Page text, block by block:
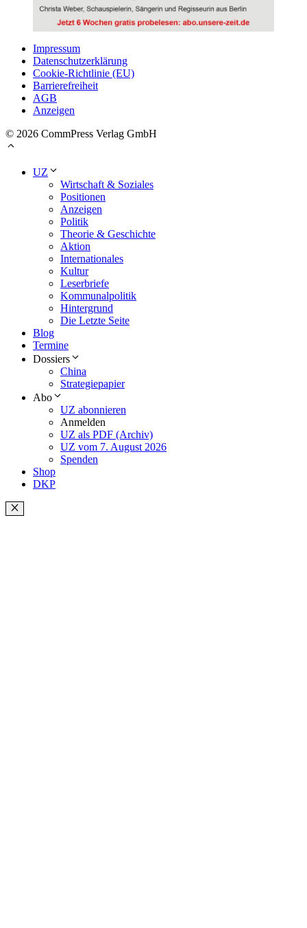
Impressum
Datenschutzerklärung
Cookie-Richtlinie (EU)
Barrierefreiheit
AGB
Anzeigen
© 2026 CommPress Verlag GmbH
UZ
Wirtschaft & Soziales
Positionen
Anzeigen
Politik
Theorie & Geschichte
Aktion
Internationales
Kultur
Leserbriefe
Kommunalpolitik
Hintergrund
Die Letzte Seite
Blog
Termine
Dossiers
China
Strategiepapier
Abo
UZ abonnieren
Anmelden
UZ als PDF (Archiv)
UZ vom 7. August 2026
Spenden
Shop
DKP
Schließen